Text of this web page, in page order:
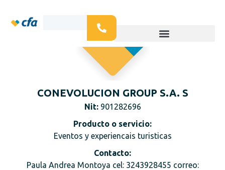
CONEVOLUCION GROUP S.A. S
Nit:901282696
Producto o servicio:
Eventos y experiencais turisticas
Contacto:
Paula Andrea Montoya cel: 3243928455 correo: